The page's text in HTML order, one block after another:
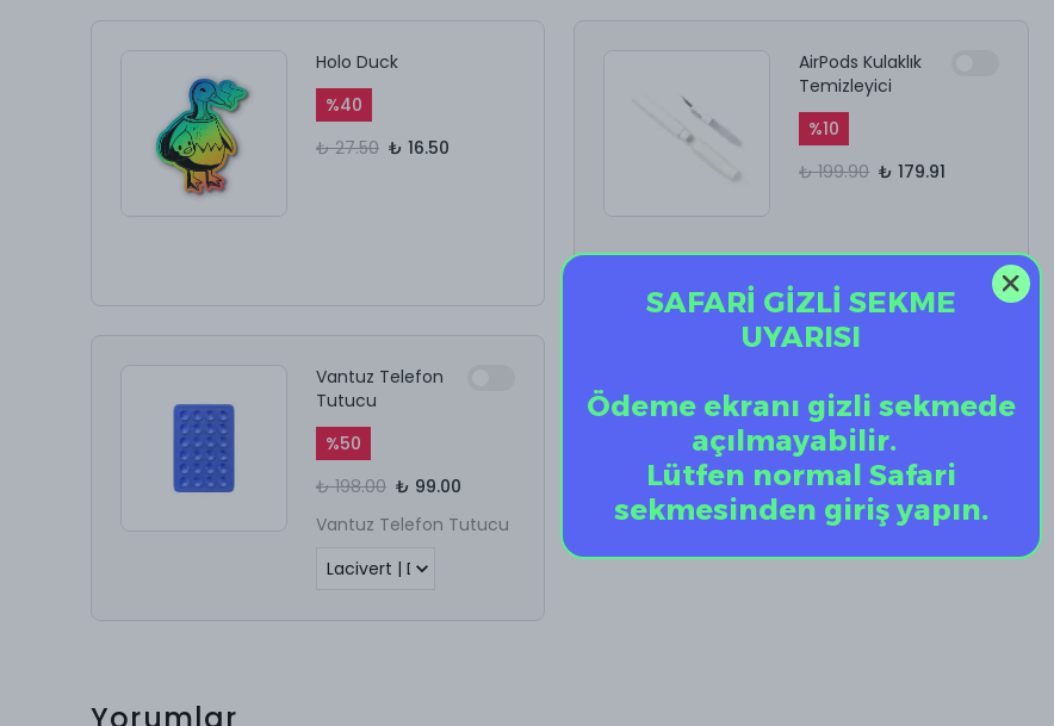
Holo Duck
%40
₺ 27.50 ₺ 16.50
AirPods Kulaklık
Temizleyici
%10
₺ 199.90 ₺ 179.91
Vantuz Telefon
Tutucu
%50
₺ 198.00 ₺ 99.00
Vantuz Telefon Tutucu
SAFARİ GİZLİ SEKME
UYARISI
Ödeme ekranı gizli sekmede
açılmayabilir.
Lütfen normal Safari
sekmesinden giriş yapın.